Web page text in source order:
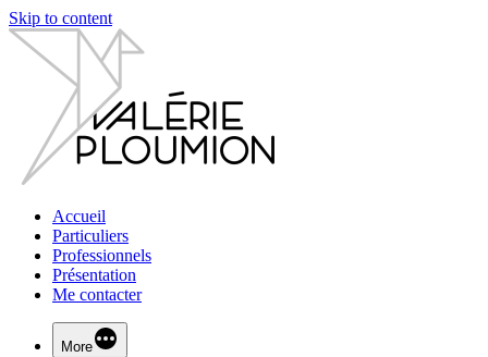
Skip to content
Accueil
Particuliers
Professionnels
Présentation
Me contacter
More